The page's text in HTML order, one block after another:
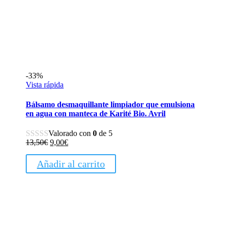
-33%
Vista rápida
Bálsamo desmaquillante limpiador que emulsiona
en agua con manteca de Karité Bio. Avril
Valorado con0 de 5
13,50€ El
original
era:
9,00€El
actual
es:
Añadir al carrito